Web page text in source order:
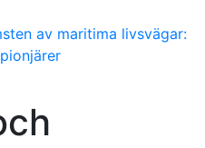
av maritima livsvägar: